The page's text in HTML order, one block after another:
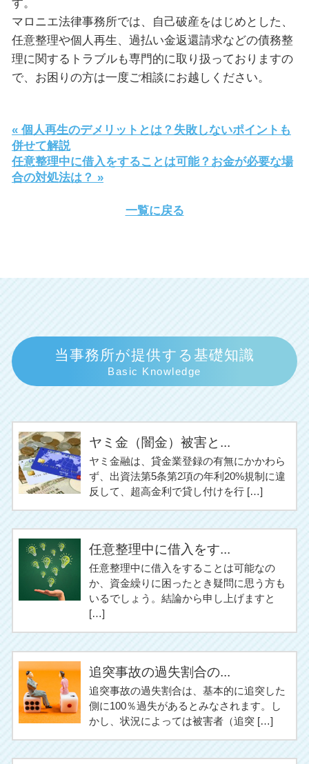
す。
マロニエ法律事務所では、自己破産をはじめとした、
任意整理や個人再生、過払い金返還請求などの債務整
理に関するトラブルも専門的に取り扱っておりますの
で、お困りの方は一度ご相談にお越しください。
« 個人再生のデメリットとは？失敗しないポイントも
併せて解説
任意整理中に借入をすることは可能？お金が必要な場
合の対処法は？ »
一覧に戻る
当事務所が提供する基礎知識
Basic Knowledge
ヤミ金（闇金）被害と...
ヤミ金融は、貸金業登録の有無にかかわら
ず、出資法第5条第2項の年利20%規制に違
反して、超高金利で貸し付けを行 […]
任意整理中に借入をす...
任意整理中に借入をすることは可能なの
か、資金繰りに困ったとき疑問に思う方も
いるでしょう。結論から申し上げますと
[…]
追突事故の過失割合の...
追突事故の過失割合は、基本的に追突した
側に100％過失があるとみなされます。し
かし、状況によっては被害者（追突 […]